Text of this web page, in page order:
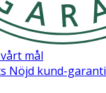
mål
Nöjd kund-garanti